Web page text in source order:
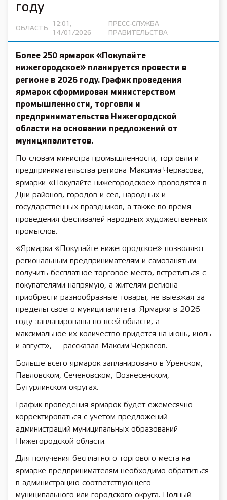
году
ОБЛАСТЬ
12:01,
14/01/2026
ПРЕСС-СЛУЖБА
ПРАВИТЕЛЬСТВА
Более 250 ярмарок «Покупайте
нижегородское» планируется провести в
регионе в 2026 году. График проведения
ярмарок сформирован министерством
промышленности, торговли и
предпринимательства Нижегородской
области на основании предложений от
муниципалитетов.
По словам министра промышленности, торговли и
предпринимательства региона Максима Черкасова,
ярмарки «Покупайте нижегородское» проводятся в
Дни районов, городов и сел, народных и
государственных праздников, а также во время
проведения фестивалей народных художественных
промыслов.
«Ярмарки «Покупайте нижегородское» позволяют
региональным предпринимателям и самозанятым
получить бесплатное торговое место, встретиться с
покупателями напрямую, а жителям региона –
приобрести разнообразные товары, не выезжая за
пределы своего муниципалитета. Ярмарки в 2026
году запланированы по всей области, а
максимальное их количество придется на июнь, июль
и август», — рассказал Максим Черкасов.
Больше всего ярмарок запланировано в Уренском,
Павловском, Сеченовском, Вознесенском,
Бутурлинском округах.
График проведения ярмарок будет ежемесячно
корректироваться с учетом предложений
администраций муниципальных образований
Нижегородской области.
Для получения бесплатного торгового места на
ярмарке предпринимателям необходимо обратиться
в администрацию соответствующего
муниципального или городского округа. Полный